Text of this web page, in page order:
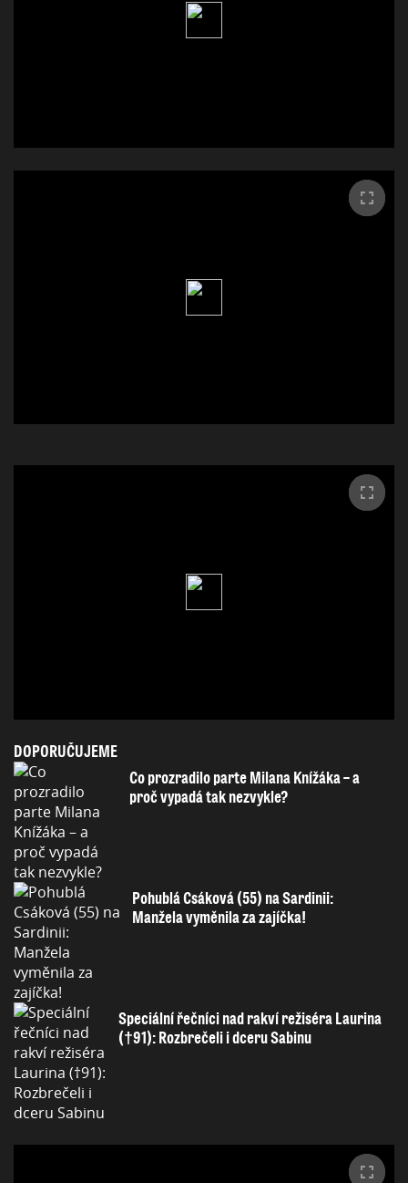
DOPORUČUJEME
Co prozradilo parte Milana Knížáka – a
proč vypadá tak nezvykle?
Pohublá Csáková (55) na Sardinii:
Manžela vyměnila za zajíčka!
Speciální řečníci nad rakví režiséra Laurina
(†91): Rozbrečeli i dceru Sabinu